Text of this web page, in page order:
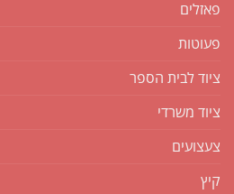
פאזלים
פעוטות
ציוד לבית הספר
ציוד משרדי
צעצועים
קיץ